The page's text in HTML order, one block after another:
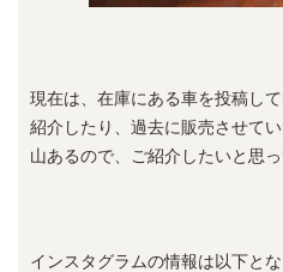
現在は、在庫にある車を投稿し
紹介したり、過去に販売させて
山あるので、ご紹介したいと思っ
インスタグラムの情報は以下とな